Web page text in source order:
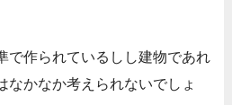
で作られているしし建物であれ
なかなか考えられないでしょ